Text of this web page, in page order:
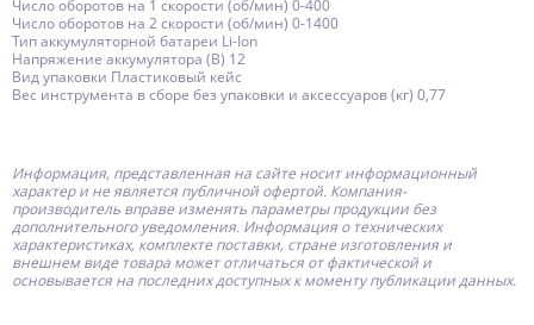
Число оборотов на 1 скорости (об/мин) 0-400
Число оборотов на 2 скорости (об/мин) 0-1400
Тип аккумуляторной батареи Li-Ion
Напряжение аккумулятора (В) 12
Вид упаковки Пластиковый кейс
Вес инструмента в сборе без упаковки и аксессуаров (кг) 0,77
Информация, представленная на сайте носит информационный
характер и не является публичной офертой. Компания-
производитель вправе изменять параметры продукции без
дополнительного уведомления. Информация о технических
характеристиках, комплекте поставки, стране изготовления и
внешнем виде товара может отличаться от фактической и
основывается на последних доступных к моменту публикации данных.